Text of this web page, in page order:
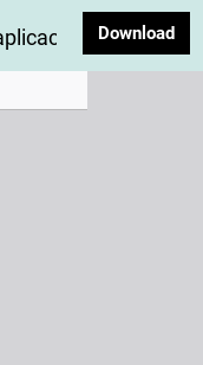
en los
Download